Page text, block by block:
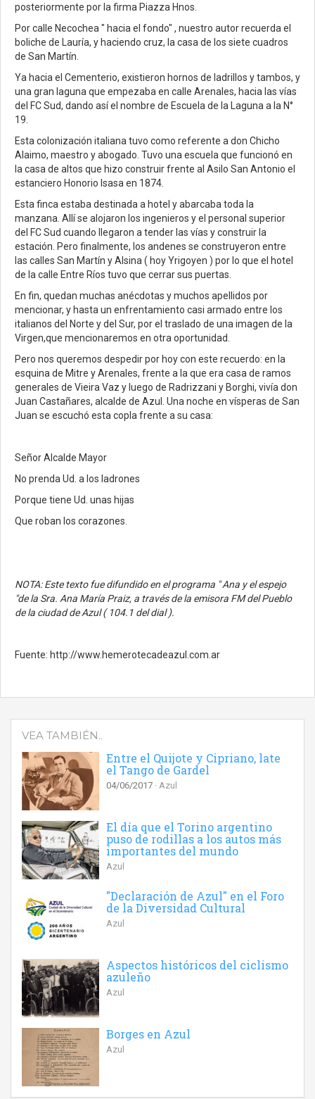
posteriormente por la firma Piazza Hnos.
Por calle Necochea " hacia el fondo" , nuestro autor recuerda el
boliche de Lauría, y haciendo cruz, la casa de los siete cuadros
de San Martín.
Ya hacia el Cementerio, existieron hornos de ladrillos y tambos, y
una gran laguna que empezaba en calle Arenales, hacia las vías
del FC Sud, dando así el nombre de Escuela de la Laguna a la N°
19.
Esta colonización italiana tuvo como referente a don Chicho
Alaimo, maestro y abogado. Tuvo una escuela que funcionó en
la casa de altos que hizo construir frente al Asilo San Antonio el
estanciero Honorio Isasa en 1874.
Esta finca estaba destinada a hotel y abarcaba toda la
manzana. Allí se alojaron los ingenieros y el personal superior
del FC Sud cuando llegaron a tender las vías y construir la
estación. Pero finalmente, los andenes se construyeron entre
las calles San Martín y Alsina ( hoy Yrigoyen ) por lo que el hotel
de la calle Entre Ríos tuvo que cerrar sus puertas.
En fin, quedan muchas anécdotas y muchos apellidos por
mencionar, y hasta un enfrentamiento casi armado entre los
italianos del Norte y del Sur, por el traslado de una imagen de la
Virgen,que mencionaremos en otra oportunidad.
Pero nos queremos despedir por hoy con este recuerdo: en la
esquina de Mitre y Arenales, frente a la que era casa de ramos
generales de Vieira Vaz y luego de Radrizzani y Borghi, vivía don
Juan Castañares, alcalde de Azul. Una noche en vísperas de San
Juan se escuchó esta copla frente a su casa:
Señor Alcalde Mayor
No prenda Ud. a los ladrones
Porque tiene Ud. unas hijas
Que roban los corazones.
NOTA: Este texto fue difundido en el programa " Ana y el espejo
"de la Sra. Ana María Praiz, a través de la emisora FM del Pueblo
de la ciudad de Azul ( 104.1 del dial ).
Fuente: http://www.hemerotecadeazul.com.ar
VEA TAMBIÉN..
Entre el Quijote y Cipriano, late
el Tango de Gardel
04/06/2017 Azul
El día que el Torino argentino
puso de rodillas a los autos más
importantes del mundo
Azul
"Declaración de Azul" en el Foro
de la Diversidad Cultural
Azul
Aspectos históricos del ciclismo
azuleño
Azul
Borges en Azul
Azul